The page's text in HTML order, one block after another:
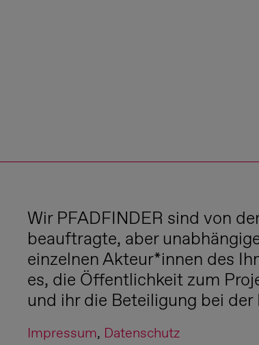
Wir PFADFINDER sind von
beauftragte, aber
einzelnen Akteur*innen des
es, die Öffentlichkeit zum
und ihr die Beteiligung bei
Impressum, Datenschutz